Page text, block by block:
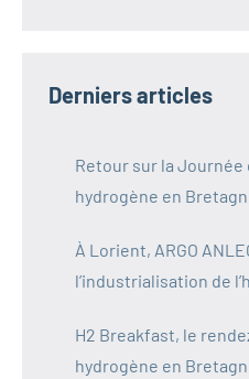
Derniers articles
Retour sur la Journée
hydrogène en
À Lorient, ARGO
l’industrialisation de
H2 Breakfast, le
hydrogène en